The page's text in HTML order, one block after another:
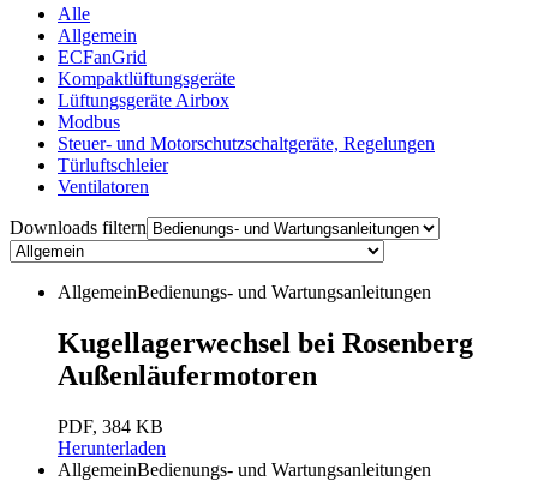
Alle
Allgemein
ECFanGrid
Kompaktlüftungsgeräte
Lüftungsgeräte Airbox
Modbus
Steuer- und Motorschutzschaltgeräte, Regelungen
Türluftschleier
Ventilatoren
Downloads filtern
AllgemeinBedienungs- und Wartungsanleitungen
Kugellagerwechsel bei Rosenberg
Außenläufermotoren
PDF, 384 KB
Herunterladen
AllgemeinBedienungs- und Wartungsanleitungen